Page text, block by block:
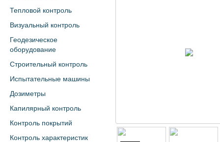
Тепловой контроль
Визуальный контроль
Геодезическое
оборудование
Строительный контроль
Испытательные машины
Дозиметры
Капилярный контроль
Контроль покрытий
Контроль характеристик